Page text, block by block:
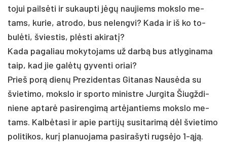
to­jui pailsė­ti ir su­kaup­ti jėgų nau­jiems moks­lo me­
tams, ku­rie, at­ro­do, bus ne­leng­vi? Ka­da ir iš ko to­
bulė­ti, švies­tis, plėsti aki­ratį?
Ka­da pa­ga­liau mo­ky­to­jams už darbą bus at­ly­gi­na­ma
taip, kad jie galėtų gy­ven­ti oriai?
Prieš po­rą dienų Pre­zi­den­tas Gi­ta­nas Nausė­da su
švie­ti­mo, moks­lo ir spor­to mi­nist­re Jur­gi­ta Šiugž­di­
nie­ne ap­tarė pa­si­ren­gimą artė­jan­tiems moks­lo me­
tams. Kalbė­ta­si ir apie par­tijų su­si­ta­rimą dėl švie­ti­mo
po­li­ti­kos, kurį pla­nuo­ja­ma pa­si­ra­šy­ti rugsė­jo 1-ąją.